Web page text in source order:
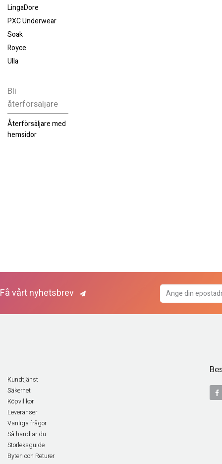
LingaDore
PXC Underwear
Soak
Royce
Ulla
Bli
återförsäljare
Återförsäljare med
hemsidor
Få vårt nyhetsbrev
Kundtjänst
Säkerhet
Köpvillkor
Leveranser
Vanliga frågor
Så handlar du
Storleksguide
Byten och Returer